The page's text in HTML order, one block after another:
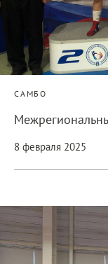
САМБО
8 февраля 2025